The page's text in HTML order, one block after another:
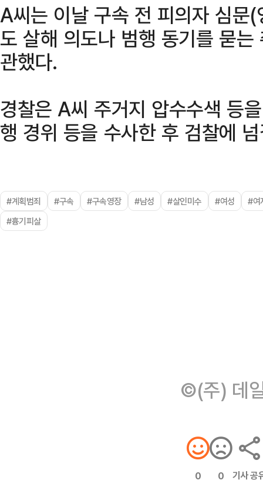
A씨는 이날 구속 전 피의자 심문
도 살해 의도나 범행 동기를 묻
관했다.
경찰은 A씨 주거지 압수수색 등
행 경위 등을 수사한 후 검찰에
#계획범죄 #구속 #구속영장 #남성 #살인미수 #여성
#여
#흉기피살
©(주) 데
0 0 기사 공